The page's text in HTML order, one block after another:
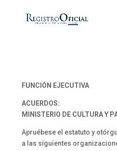
FUNCIÓN EJECUTIVA
ACUERDOS:
MINISTERIO DE CULTURA Y
Apruébese el estatuto y
a las siguientes